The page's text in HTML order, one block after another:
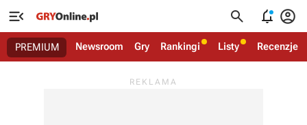
   
PREMIUM Newsroom Gry Rankingi Listy Recenzje